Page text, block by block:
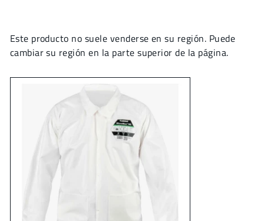
Este producto no suele venderse en su región. Puede
cambiar su región en la parte superior de la página.